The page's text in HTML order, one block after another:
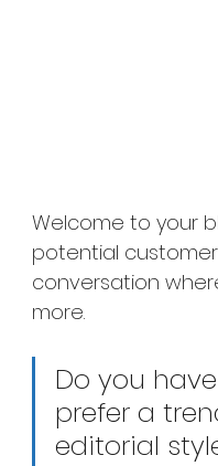
Welcome to your
potential
conversation
more.
Do you
prefer a
editorial